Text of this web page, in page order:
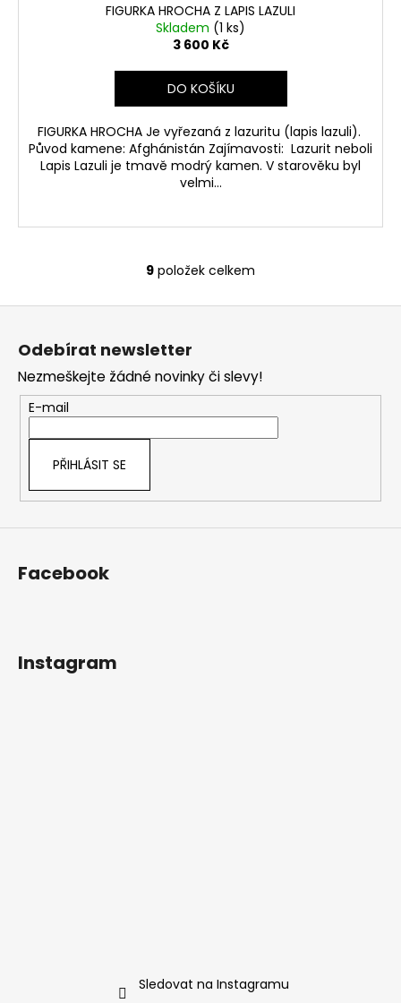
FIGURKA HROCHA Z LAPIS LAZULI
Skladem (1 ks)
3 600 Kč
DO KOŠÍKU
FIGURKA HROCHA Je vyřezaná z lazuritu (lapis lazuli).
Původ kamene: Afghánistán Zajímavosti: Lazurit neboli
Lapis Lazuli je tmavě modrý kamen. V starověku byl
velmi...
O
a
c
í
p
k
v
9 položek celkem
Z
Odebírat newsletter
Nezmeškejte žádné novinky či slevy!
E-mail
PŘIHLÁSIT SE
Facebook
Instagram
Sledovat na Instagramu